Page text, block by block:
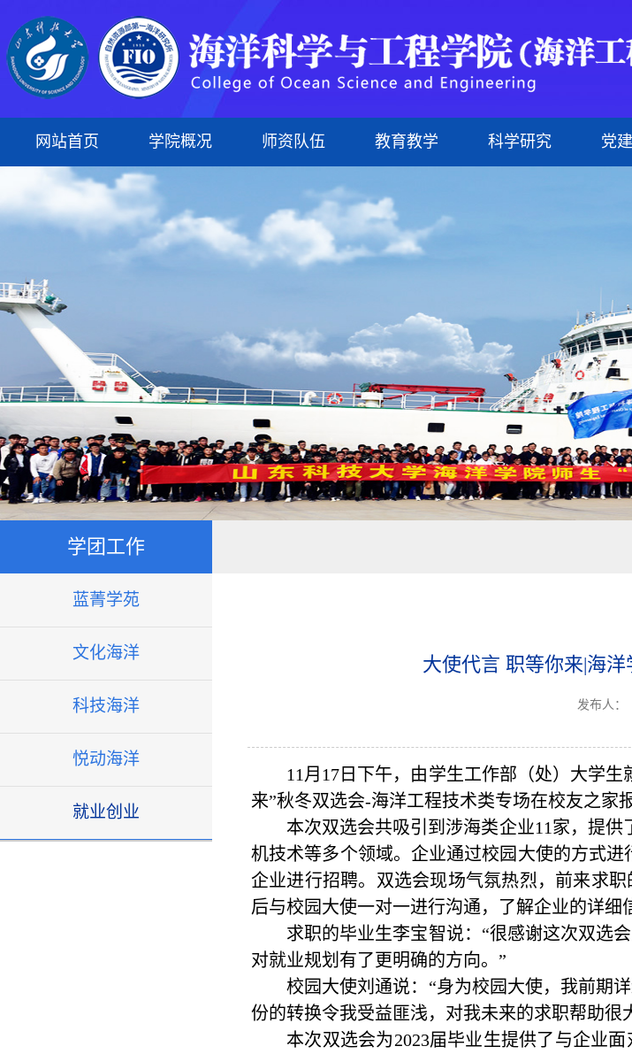
网站首页 学院概况
学院简介 现任领导
师资队伍
专任教师 管理人员
教育教学
本科生 研究生
科学研究
科研平台 科研机构
党
组织建设 理论学习
蓝菁学苑 文化海洋
本科生教育 研究生教育
学团工作
蓝菁学苑
文化海洋
科技海洋
悦动海洋
就业创业
大使代言 职等你来|海
发布人：
11月17日下午， 由学生工作部（处）大学生
来”秋冬双选会-海洋工程技术类专场在校友之家
本次双选会共吸引到 涉海类企业11家，提供
机技术等多个领域。企业通过校园大使的方式
企业进行招聘。双选会现场气氛热烈，前来求
后与校园大使一对一进行沟通，了解企业的详细
求职的毕业生李宝智说： “很感谢这次双选
对就业规划 有了 更明确的方向。 ”
校园大使刘通说： “身为校园大使，我前期
份的转换令我受益匪浅，对我未来的求职帮助很
本次双选会为2023届毕业生提供了与企业